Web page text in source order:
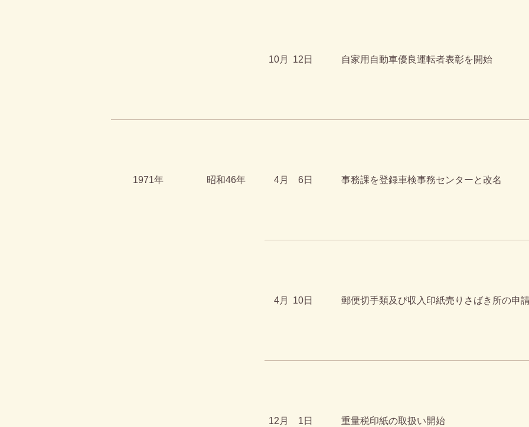
10月 12日 自家用自動車優良運転者表彰を開始
1971年 昭和46年 4月 6日 事務課を登録車検事務センターと改名
4月 10日 郵便切手類及び収入印紙売りさばき所の申
12月 1日 重量税印紙の取扱い開始